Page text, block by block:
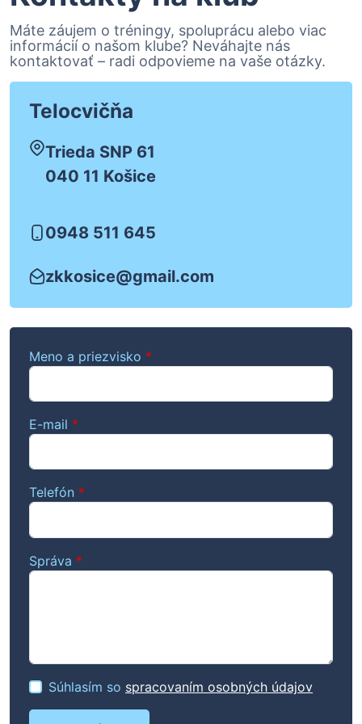
Máte záujem o tréningy, spoluprácu alebo viac
informácií o našom klube? Neváhajte nás
kontaktovať – radi odpovieme na vaše otázky.
Telocvičňa
Trieda SNP 61
040 11 Košice
0948 511 645
zkkosice@gmail.com
Meno a priezvisko *
E-mail *
Telefón *
Správa *
Súhlasím so spracovaním osobných údajov